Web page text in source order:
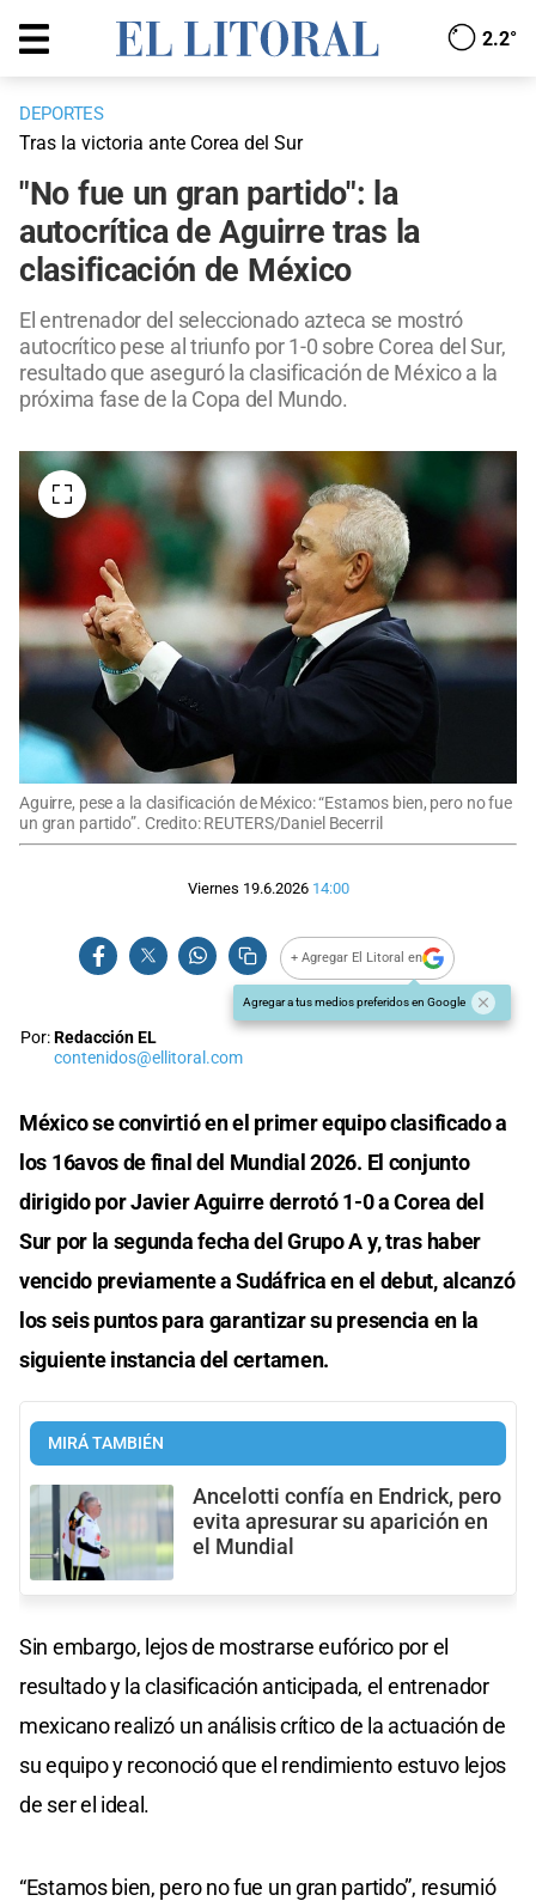
2.2°
DEPORTES
Tras la victoria ante Corea del Sur
"No fue un gran partido": la
autocrítica de Aguirre tras la
clasificación de México
El entrenador del seleccionado azteca se mostró
autocrítico pese al triunfo por 1-0 sobre Corea del Sur,
resultado que aseguró la clasificación de México a la
próxima fase de la Copa del Mundo.
Aguirre, pese a la clasificación de México: “Estamos bien, pero no fue
un gran partido”. Credito: REUTERS/Daniel Becerril
Viernes 19.6.2026 14:00
+ Agregar El Litoral en
Agregar a tus medios preferidos en Google
Por:Redacción EL
contenidos@ellitoral.com
México se convirtió en el primer equipo clasificado a
los 16avos de final del Mundial 2026. El conjunto
dirigido por Javier Aguirre derrotó 1-0 a Corea del
Sur por la segunda fecha del Grupo A y, tras haber
vencido previamente a Sudáfrica en el debut, alcanzó
los seis puntos para garantizar su presencia en la
siguiente instancia del certamen.
MIRÁ TAMBIÉN
Ancelotti confía en Endrick, pero
evita apresurar su aparición en
el Mundial
Sin embargo, lejos de mostrarse eufórico por el
resultado y la clasificación anticipada, el entrenador
mexicano realizó un análisis crítico de la actuación de
su equipo y reconoció que el rendimiento estuvo lejos
de ser el ideal.
“Estamos bien, pero no fue un gran partido”, resumió